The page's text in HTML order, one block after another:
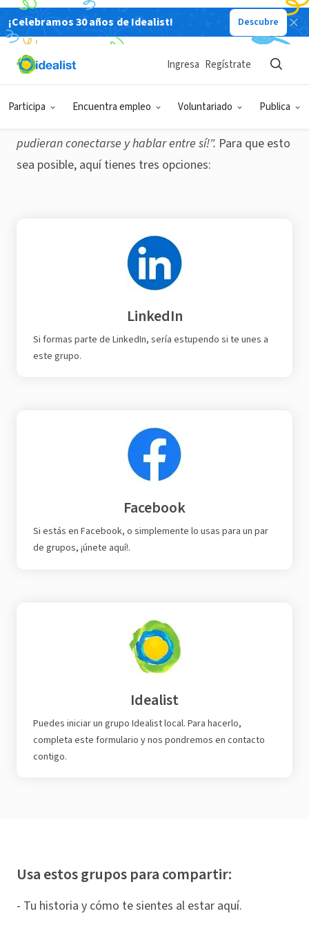
¡Celebramos 30 años de Idealist! Descubre
Participa Encuentra empleo Voluntariado Publica
Ingresa Regístrate
Únete a la conversación global
Durante los últimos dos años, mientras
desarrollábamos y probábamos esta idea, hablamos
con muchas personas de todo el mundo. La
pudieran conectarse y hablar entre sí!". Para que esto
sea posible, aquí tienes tres opciones:
LinkedIn
Si formas parte de LinkedIn, sería estupendo si te unes a
este grupo.
Facebook
Si estás en Facebook, o simplemente lo usas para un par
de grupos, ¡únete aquí!.
Idealist
Puedes iniciar un grupo Idealist local. Para hacerlo,
completa este formulario y nos pondremos en contacto
contigo.
Usa estos grupos para compartir:
- Tu historia y cómo te sientes al estar aquí.